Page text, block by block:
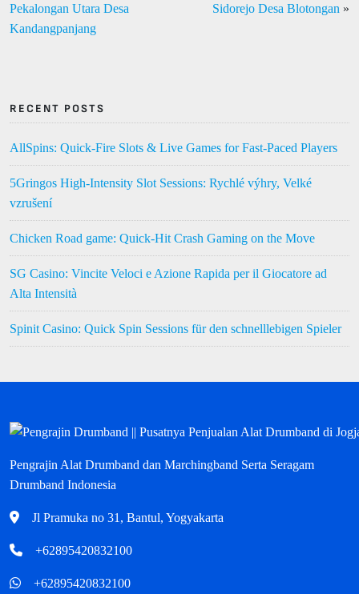
Pekalongan Utara Desa
Kandangpanjang
Sidorejo Desa Blotongan »
RECENT POSTS
AllSpins: Quick‑Fire Slots & Live Games for Fast‑Paced Players
5Gringos High‑Intensity Slot Sessions: Rychlé výhry, Velké
vzrušení
Chicken Road game: Quick‑Hit Crash Gaming on the Move
SG Casino: Vincite Veloci e Azione Rapida per il Giocatore ad
Alta Intensità
Spinit Casino: Quick Spin Sessions für den schnelllebigen Spieler
Pengrajin Alat Drumband dan Marchingband Serta Seragam
Drumband Indonesia
Jl Pramuka no 31, Bantul, Yogyakarta
+62895420832100
+62895420832100